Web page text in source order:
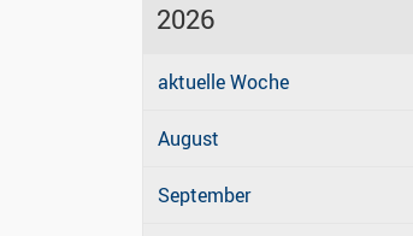
2026
aktuelle Woche
August
September